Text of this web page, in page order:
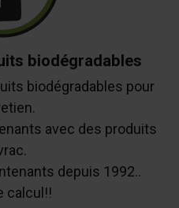
biodégradables
biodégradables pour
avec des produits
depuis 1992..
calcul!!